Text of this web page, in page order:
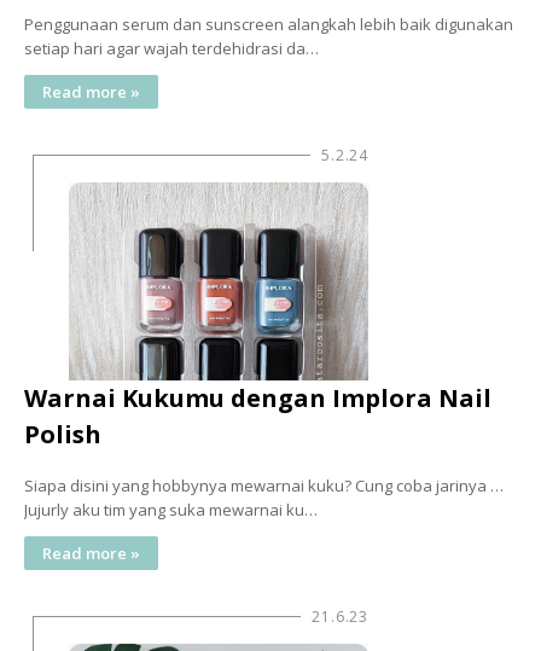
Penggunaan serum dan sunscreen alangkah lebih baik digunakan
setiap hari agar wajah terdehidrasi da…
Read more »
5.2.24
Warnai Kukumu dengan Implora Nail
Polish
Siapa disini yang hobbynya mewarnai kuku? Cung coba jarinya …
Jujurly aku tim yang suka mewarnai ku…
Read more »
21.6.23